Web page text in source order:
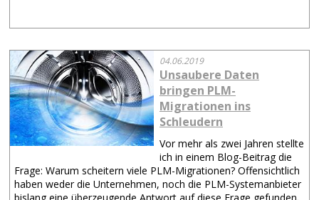
04.06.2019
Unsaubere Daten
bringen PLM-
Migrationen ins
Schleudern
Vor mehr als zwei Jahren stellte
ich in einem Blog-Beitrag die
Frage: Warum scheitern viele PLM-Migrationen? Offensichtlich
haben weder die Unternehmen, noch die PLM-Systemanbieter